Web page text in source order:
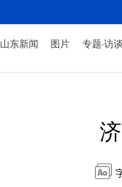
山东新闻 图片 专题·访谈